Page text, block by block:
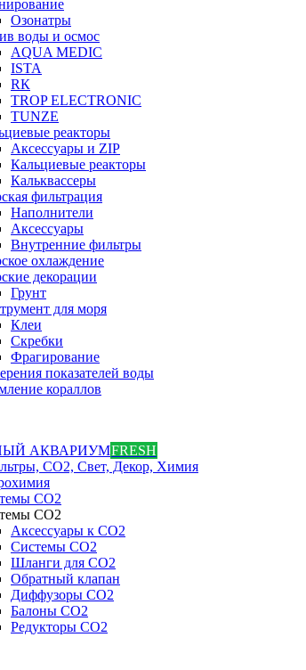
Озонатры
воды и осмос
AQUA MEDIC
ISTA
RК
TROP ELECTRONIC
TUNZE
реакторы
Аксессуары и ZIP
Кальциевые реакторы
Кальквассеры
фильтрация
Наполнители
Аксессуары
Внутренние фильтры
охлаждение
декорации
Грунт
для моря
Клеи
Скребки
Фрагирование
показателей воды
кораллов
АКВАРИУМFRESH
СО2, Свет, Декор, Химия
СО2
СО2
Аксессуары к СО2
Системы СО2
Шланги для CO2
Обратный клапан
Диффузоры СO2
Балоны CO2
Редукторы CO2